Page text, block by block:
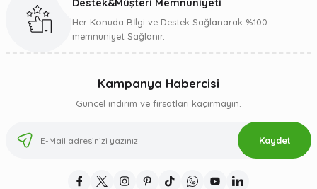
Gönder
Destek&Müşteri Memnuniyeti
Her Konuda Bİlgi ve Destek Sağlanarak %100
memnuniyet Sağlanır.
Kampanya Habercisi
Güncel indirim ve fırsatları kaçırmayın.
Kaydet